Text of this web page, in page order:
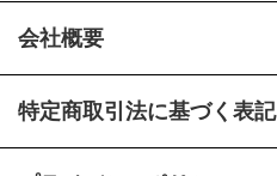
会社概要
特定商取引法に基づく表記